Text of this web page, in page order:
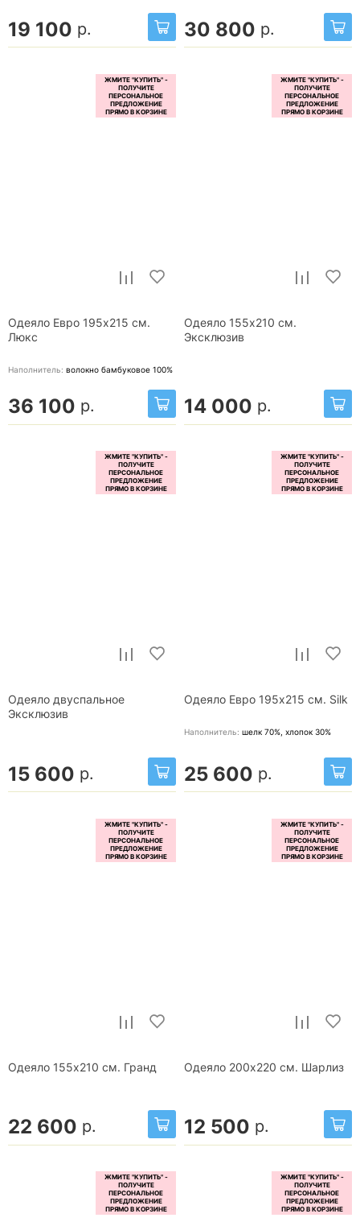
19 100 р. 30 800 р.
Одеяло Евро 195x215 см.
Люкс
Наполнитель: волокно бамбуковое 100%
36 100 р.
Одеяло 155x210 см.
Эксклюзив
14 000 р.
Одеяло двуспальное
Эксклюзив
15 600 р.
Одеяло Евро 195x215 см. Silk
Наполнитель: шелк 70%, хлопок 30%
25 600 р.
Одеяло 155x210 см. Гранд
22 600 р.
Одеяло 200x220 см. Шарлиз
12 500 р.